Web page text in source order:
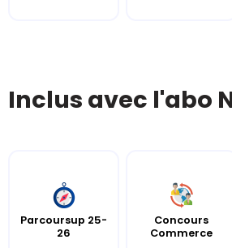
Inclus avec l'abo
Parcoursup 25-
26
Concours
Commerce